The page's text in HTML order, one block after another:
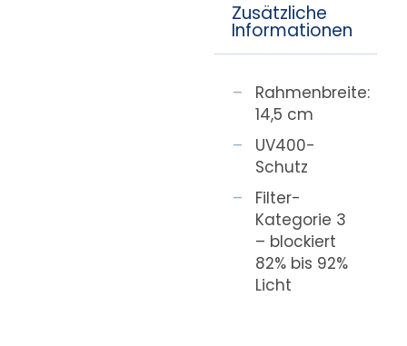
Zusätzliche
Informationen
Rahmenbreite:
14,5 cm
UV400-
Schutz
Filter-
Kategorie 3
– blockiert
82% bis 92%
Licht